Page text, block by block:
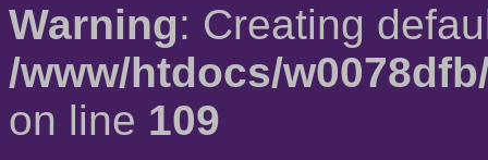
Warning: Creating
/www/htdocs/
on line 109